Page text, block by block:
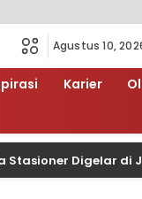
Agustus 10,
Karier
Digelar di Jalan